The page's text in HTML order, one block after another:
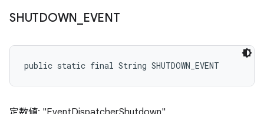
SHUTDOWN EVENT
public static final String SHUTDOWN_EVENT